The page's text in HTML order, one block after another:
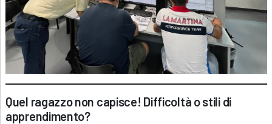
Quel ragazzo non capisce! Difficoltà o stili di
apprendimento?